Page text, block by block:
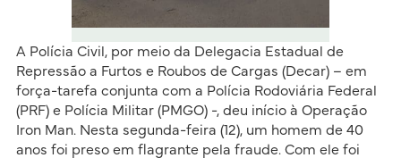
A Polícia Civil, por meio da Delegacia Estadual de
Repressão a Furtos e Roubos de Cargas (Decar) – em
força-tarefa conjunta com a Polícia Rodoviária Federal
(PRF) e Polícia Militar (PMGO) -, deu início à Operação
Iron Man. Nesta segunda-feira (12), um homem de 40
anos foi preso em flagrante pela fraude. Com ele foi